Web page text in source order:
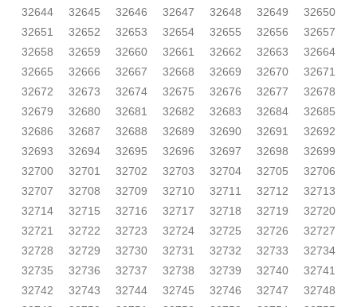
32644
32645 32646 32647 32648 32649
32650
32651
32652 32653 32654 32655 32656
32657
32658
32659 32660 32661 32662 32663
32664
32665
32666 32667 32668 32669 32670
32671
32672
32673 32674 32675 32676 32677
32678
32679
32680 32681 32682 32683 32684
32685
32686
32687 32688 32689 32690 32691
32692
32693
32694 32695 32696 32697 32698
32699
32700
32701 32702 32703 32704 32705
32706
32707
32708 32709 32710 32711 32712
32713
32714
32715 32716 32717 32718 32719
32720
32721
32722 32723 32724 32725 32726
32727
32728
32729 32730 32731 32732 32733
32734
32735
32736 32737 32738 32739 32740
32741
32742
32743 32744 32745 32746 32747
32748